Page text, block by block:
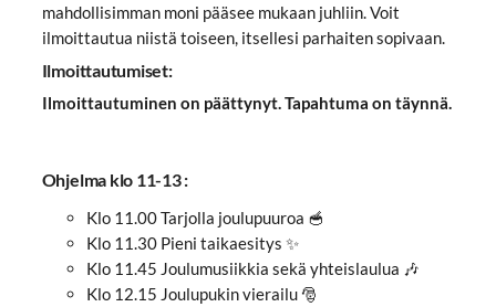
mahdollisimman moni pääsee mukaan juhliin. Voit
ilmoittautua niistä toiseen, itsellesi parhaiten sopivaan.
Ilmoittautumiset:
Ilmoittautuminen on päättynyt. Tapahtuma on täynnä.
Ohjelma klo 11-13 :
Klo 11.00 Tarjolla joulupuuroa 🥣
Klo 11.30 Pieni taikaesitys ✨
Klo 11.45 Joulumusiikkia sekä yhteislaulua 🎶
Klo 12.15 Joulupukin vierailu 🎅